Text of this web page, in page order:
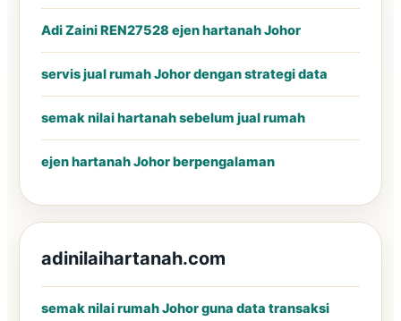
Adi Zaini REN27528 ejen hartanah Johor
servis jual rumah Johor dengan strategi data
semak nilai hartanah sebelum jual rumah
ejen hartanah Johor berpengalaman
adinilaihartanah.com
semak nilai rumah Johor guna data transaksi